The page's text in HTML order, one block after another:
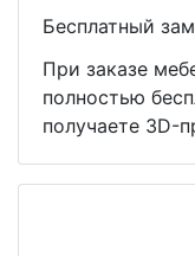
Бесплатный
При заказе
полностью
получаете 3D-